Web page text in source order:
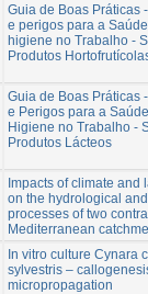
Guia de Boas Práticas
e perigos para a
higiene no Trabalho -
Produtos
Guia de Boas Práticas
e Perigos para a
Higiene no Trabalho -
Produtos Lácteos
Impacts of climate and
on the hydrological
processes of two
Mediterranean
In vitro culture Cynara
sylvestris –
micropropagation